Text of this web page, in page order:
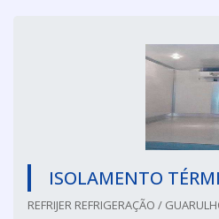
ISOLAMENTO
REFRIJER REFRIGERAÇÃO /